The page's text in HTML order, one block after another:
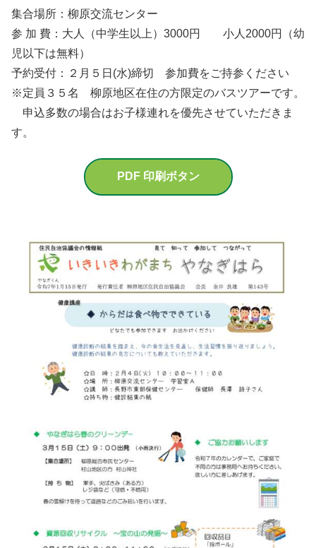
集合場所：柳原交流センター
参 加 費：大人（中学生以上）3000円 小人2000円（幼
児以下は無料）
予約受付：２月５日(水)締切 参加費をご持参ください
※定員３５名 柳原地区在住の方限定のバスツアーです。
申込多数の場合はお子様連れを優先させていただきま
す。
PDF 印刷ボタン